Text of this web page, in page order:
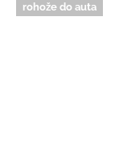
rohože do auta